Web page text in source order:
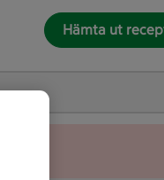
Hämta ut